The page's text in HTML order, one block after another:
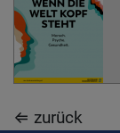
⇐ zurück